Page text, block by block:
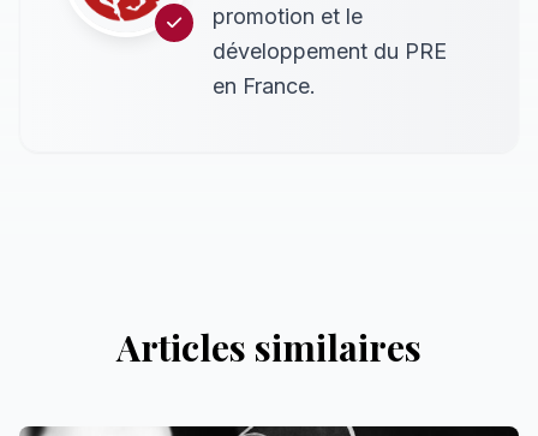
promotion et le
développement du PRE
en France.
Articles similaires